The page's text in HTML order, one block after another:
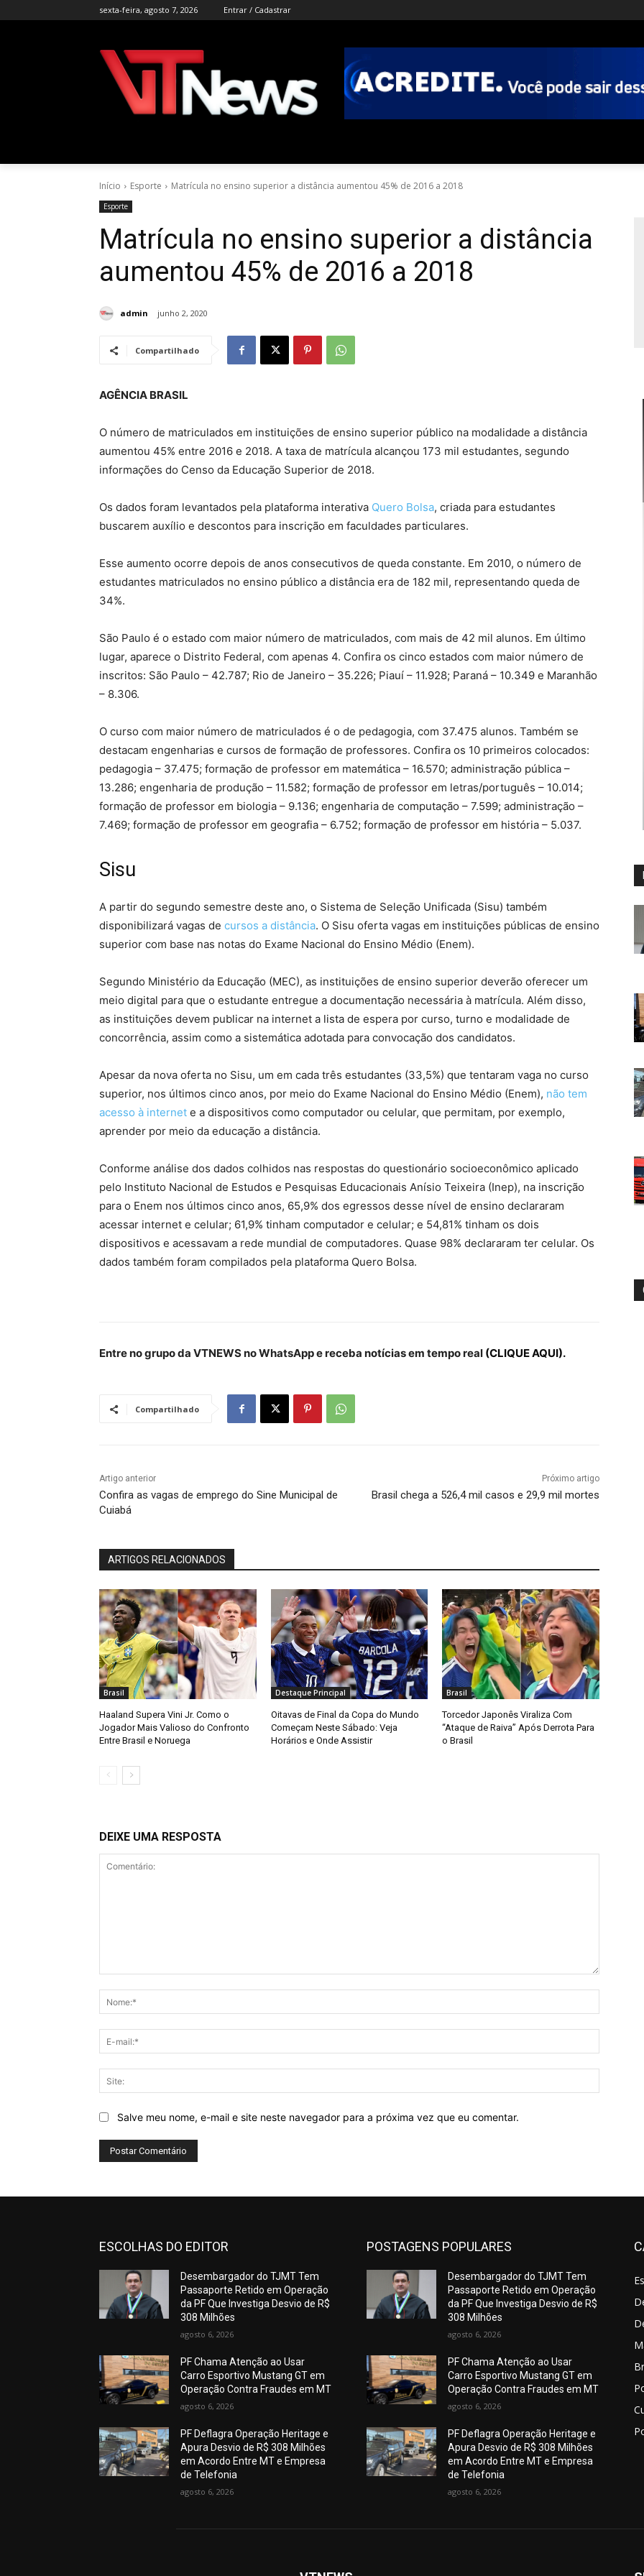
sexta-feira, agosto 7, 2026 Entrar / Cadastrar
Início Esporte Matrícula no ensino superior a distância aumentou 45% de 2016 a 2018
Esporte
Matrícula no ensino superior a distância
aumentou 45% de 2016 a 2018
admin junho 2, 2020
Compartilhado
AGÊNCIA BRASIL
O número de matriculados em instituições de ensino superior público na modalidade a distância
aumentou 45% entre 2016 e 2018. A taxa de matrícula alcançou 173 mil estudantes, segundo
informações do Censo da Educação Superior de 2018.
Os dados foram levantados pela plataforma interativa Quero Bolsa, criada para estudantes
buscarem auxílio e descontos para inscrição em faculdades particulares.
Esse aumento ocorre depois de anos consecutivos de queda constante. Em 2010, o número de
estudantes matriculados no ensino público a distância era de 182 mil, representando queda de
34%.
São Paulo é o estado com maior número de matriculados, com mais de 42 mil alunos. Em último
lugar, aparece o Distrito Federal, com apenas 4. Confira os cinco estados com maior número de
inscritos: São Paulo – 42.787; Rio de Janeiro – 35.226; Piauí – 11.928; Paraná – 10.349 e Maranhão
– 8.306.
O curso com maior número de matriculados é o de pedagogia, com 37.475 alunos. Também se
destacam engenharias e cursos de formação de professores. Confira os 10 primeiros colocados:
pedagogia – 37.475; formação de professor em matemática – 16.570; administração pública –
13.286; engenharia de produção – 11.582; formação de professor em letras/português – 10.014;
formação de professor em biologia – 9.136; engenharia de computação – 7.599; administração –
7.469; formação de professor em geografia – 6.752; formação de professor em história – 5.037.
Sisu
A partir do segundo semestre deste ano, o Sistema de Seleção Unificada (Sisu) também
disponibilizará vagas de cursos a distância. O Sisu oferta vagas em instituições públicas de ensino
superior com base nas notas do Exame Nacional do Ensino Médio (Enem).
Segundo Ministério da Educação (MEC), as instituições de ensino superior deverão oferecer um
meio digital para que o estudante entregue a documentação necessária à matrícula. Além disso,
as instituições devem publicar na internet a lista de espera por curso, turno e modalidade de
concorrência, assim como a sistemática adotada para convocação dos candidatos.
Apesar da nova oferta no Sisu, um em cada três estudantes (33,5%) que tentaram vaga no curso
superior, nos últimos cinco anos, por meio do Exame Nacional do Ensino Médio (Enem), não tem
acesso à internet e a dispositivos como computador ou celular, que permitam, por exemplo,
aprender por meio da educação a distância.
Conforme análise dos dados colhidos nas respostas do questionário socioeconômico aplicado
pelo Instituto Nacional de Estudos e Pesquisas Educacionais Anísio Teixeira (Inep), na inscrição
para o Enem nos últimos cinco anos, 65,9% dos egressos desse nível de ensino declararam
acessar internet e celular; 61,9% tinham computador e celular; e 54,81% tinham os dois
dispositivos e acessavam a rede mundial de computadores. Quase 98% declararam ter celular. Os
dados também foram compilados pela plataforma Quero Bolsa.
Entre no grupo da VTNEWS no WhatsApp e receba notícias em tempo real (CLIQUE AQUI).
Compartilhado
Artigo anterior
Confira as vagas de emprego do Sine Municipal de
Cuiabá
Próximo artigo
Brasil chega a 526,4 mil casos e 29,9 mil mortes
ARTIGOS RELACIONADOS
Brasil
Haaland Supera Vini Jr. Como o
Jogador Mais Valioso do Confronto
Entre Brasil e Noruega
Destaque Principal
Oitavas de Final da Copa do Mundo
Começam Neste Sábado: Veja
Horários e Onde Assistir
Brasil
Torcedor Japonês Viraliza Com
“Ataque de Raiva” Após Derrota Para
o Brasil
DEIXE UMA RESPOSTA
mail:*
Salve meu nome, e-mail e site neste navegador para a próxima vez que eu comentar.
ESCOLHAS DO EDITOR
Desembargador do TJMT Tem
Passaporte Retido em Operação
da PF Que Investiga Desvio de R$
308 Milhões
agosto 6, 2026
PF Chama Atenção ao Usar
Carro Esportivo Mustang GT em
Operação Contra Fraudes em MT
agosto 6, 2026
PF Deflagra Operação Heritage e
Apura Desvio de R$ 308 Milhões
em Acordo Entre MT e Empresa
de Telefonia
agosto 6, 2026
POSTAGENS POPULARES
Desembargador do TJMT Tem
Passaporte Retido em Operação
da PF Que Investiga Desvio de R$
308 Milhões
agosto 6, 2026
PF Chama Atenção ao Usar
Carro Esportivo Mustang GT em
Operação Contra Fraudes em MT
agosto 6, 2026
PF Deflagra Operação Heritage e
Apura Desvio de R$ 308 Milhões
em Acordo Entre MT e Empresa
de Telefonia
agosto 6, 2026